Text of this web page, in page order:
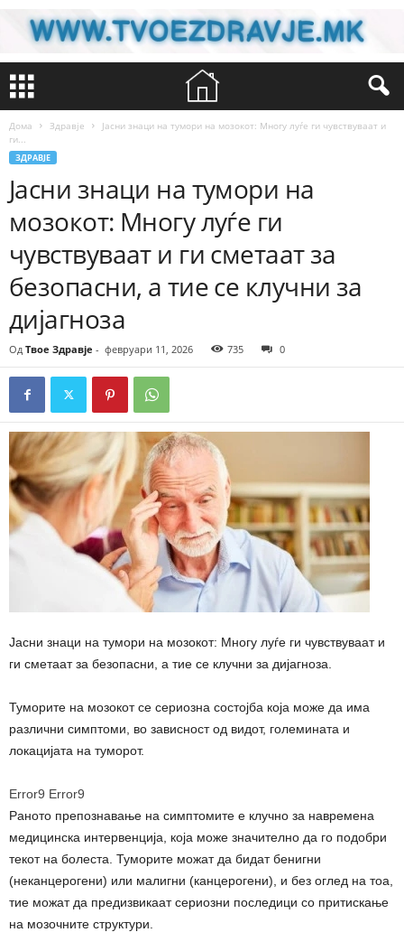
Дома Здравје
Јасни знаци на тумори на мозокот: Многу луѓе ги чувствуваат и
ги...
ЗДРАВЈЕ
Јасни знаци на тумори на
мозокот: Многу луѓе ги
чувствуваат и ги сметаат за
безопасни, а тие се клучни за
дијагноза
Од Твое Здравје - февруари 11, 2026 735 0
Јасни знаци на тумори на мозокот: Многу луѓе ги чувствуваат и
ги сметаат за безопасни, а тие се клучни за дијагноза.
Туморите на мозокот се сериозна состојба која може да има
различни симптоми, во зависност од видот, големината и
локацијата на туморот.
Error9 Error9
Раното препознавање на симптомите е клучно за навремена
медицинска интервенција, која може значително да го подобри
текот на болеста. Туморите можат да бидат бенигни
(неканцерогени) или малигни (канцерогени), и без оглед на тоа,
тие можат да предизвикаат сериозни последици со притискање
на мозочните структури.